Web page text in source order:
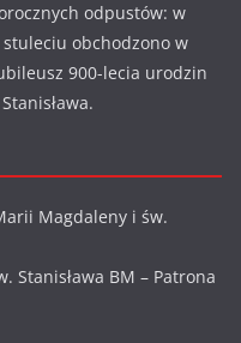
odpustów: w
obchodzono w
900-lecia urodzin
Magdaleny i św.
Stanisława BM – Patrona